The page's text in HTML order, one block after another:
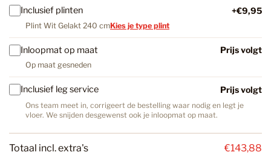
Inclusief plinten +€9,95
Plint Wit Gelakt 240 cmKies je type plint
Inloopmat op maat Prijs volgt
Op maat gesneden
Inclusief leg service Prijs volgt
Ons team meet in, corrigeert de bestelling waar nodig en legt je
vloer. We snijden desgewenst ook je inloopmat op maat.
Totaal incl. extra's €143,88